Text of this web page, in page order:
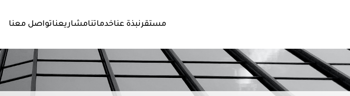
مستقر نبذة عناخدماتنامشاريعناتواصل معنا